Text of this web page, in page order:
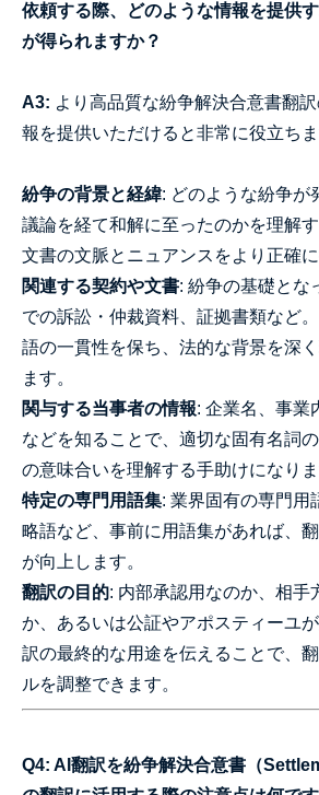
依頼する際、どのような情報を提供
が得られますか？
A3: より高品質な紛争解決合意書翻
報を提供いただけると非常に役立ちま
紛争の背景と経緯: どのような紛争が
議論を経て和解に至ったのかを理解
文書の文脈とニュアンスをより正確に
関連する契約や文書: 紛争の基礎とな
での訴訟・仲裁資料、証拠書類など
語の一貫性を保ち、法的な背景を深
ます。
関与する当事者の情報: 企業名、事業
などを知ることで、適切な固有名詞
の意味合いを理解する手助けになりま
特定の専門用語集: 業界固有の専門用
略語など、事前に用語集があれば、
が向上します。
翻訳の目的: 内部承認用なのか、相手
か、あるいは公証やアポスティーユ
訳の最終的な用途を伝えることで、
ルを調整できます。
Q4: AI翻訳を紛争解決合意書（